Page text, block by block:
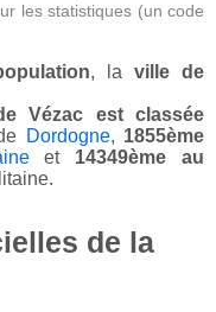
les statistiques (un code
, laville de
Vézac est classée
Dordogne, 1855ème
et 14349ème au
de la